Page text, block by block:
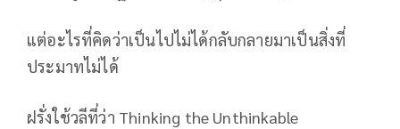
แต่อะไรที่คิดว่าเป็นไปไม่ได้กลับกลายมาเป็นสิ่งที่
ประมาทไม่ได้
ฝรั่งใช้วลีที่ว่า Thinking the Unthinkable